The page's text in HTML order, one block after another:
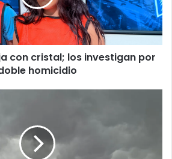
con cristal; los investigan por
homicidio